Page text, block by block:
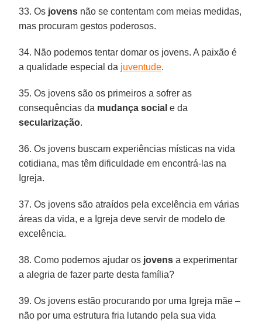
33. Os jovens não se contentam com meias medidas,
mas procuram gestos poderosos.
34. Não podemos tentar domar os jovens. A paixão é
a qualidade especial da juventude.
35. Os jovens são os primeiros a sofrer as
consequências da mudança social e da
secularização.
36. Os jovens buscam experiências místicas na vida
cotidiana, mas têm dificuldade em encontrá-las na
Igreja.
37. Os jovens são atraídos pela excelência em várias
áreas da vida, e a Igreja deve servir de modelo de
excelência.
38. Como podemos ajudar os jovens a experimentar
a alegria de fazer parte desta família?
39. Os jovens estão procurando por uma Igreja mãe –
não por uma estrutura fria lutando pela sua vida